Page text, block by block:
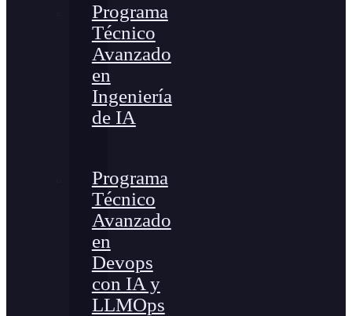
Programa
Técnico
Avanzado
en
Ingeniería
de IA
Programa
Técnico
Avanzado
en
Devops
con IA y
LLMOps